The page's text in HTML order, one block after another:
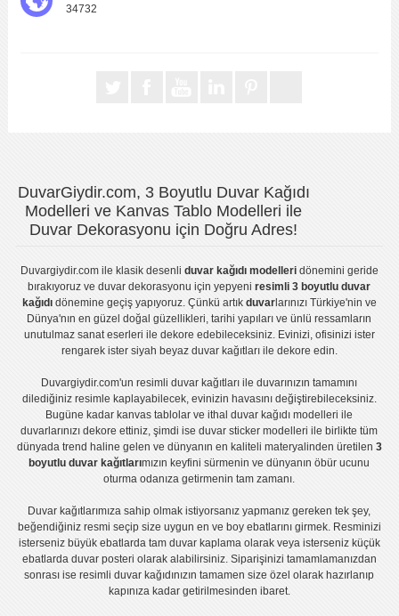
34732
DuvarGiydir.com, 3 Boyutlu Duvar Kağıdı
Modelleri ve Kanvas Tablo Modelleri ile
Duvar Dekorasyonu için Doğru Adres!
Duvargiydir.comile klasik desenli duvar kağıdı modelleridönemini geride
bırakıyoruz veduvar dekorasyonu için yepyeniresimli 3 boyutlu duvar
kağıdıdönemine geçiş yapıyoruz. Çünkü artık duvarlarınızı Türkiye'nin ve
Dünya'nın en güzel doğal güzellikleri, tarihi yapıları ve ünlü ressamların
unutulmaz sanat eserleri ile dekore edebileceksiniz. Evinizi, ofisinizi ister
rengarek ister siyah beyaz duvar kağıtlarıile dekore edin.
Duvargiydir.com'unresimli duvar kağıtları ile duvarınızın tamamını
dilediğiniz resimle kaplayabilecek, evinizin havasını değiştirebileceksiniz.
Bugüne kadar kanvas tablo lar veithal duvar kağıdı modelleri ile
duvarlarınızı dekore ettiniz, şimdi iseduvar sticker modelleri ile birlikte tüm
dünyada trend haline gelen ve dünyanın en kaliteli materyalinden üretilen 3
boyutlu duvar kağıtlarımızın keyfini sürmenin ve dünyanın öbür ucunu
oturma odanıza getirmenin tam zamanı.
Duvar kağıtlarımıza sahip olmak istiyorsanız yapmanız gereken tek şey,
beğendiğiniz resmi seçip size uygun en ve boy ebatlarını girmek. Resminizi
isterseniz büyük ebatlarda tam duvar kaplamaolarak veya isterseniz küçük
ebatlarda duvar posteri olarak alabilirsiniz. Siparişinizi tamamlamanızdan
sonrası iseresimli duvar kağıdınızın tamamen size özel olarak hazırlanıp
kapınıza kadar getirilmesinden ibaret.